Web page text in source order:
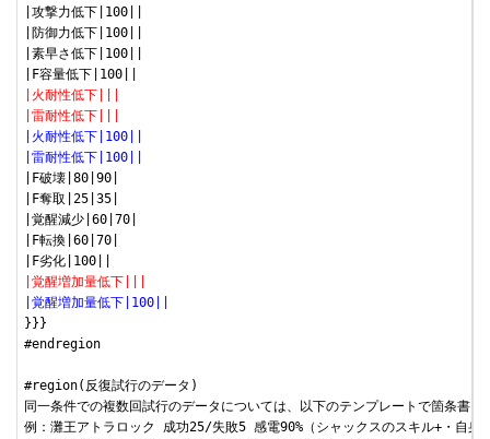
|攻撃力低下|100||
|防御力低下|100||
|素早さ低下|100||
|火耐性低下|||
|雷耐性低下|||
|火耐性低下|100||
|雷耐性低下|100||
|F破壊|80|90|
|F奪取|25|35|
|覚醒減少|60|70|
|F転換|60|70|
|覚醒増加量低下|||
|覚醒増加量低下|100||
}}}
#endregion
#region(反復試行のデータ)
同一条件での複数回試行のデータについては、以下のテンプレートで箇条書
例：灘王アトラロック 成功25/失敗5 感電90%（シャックスのスキル+・自身